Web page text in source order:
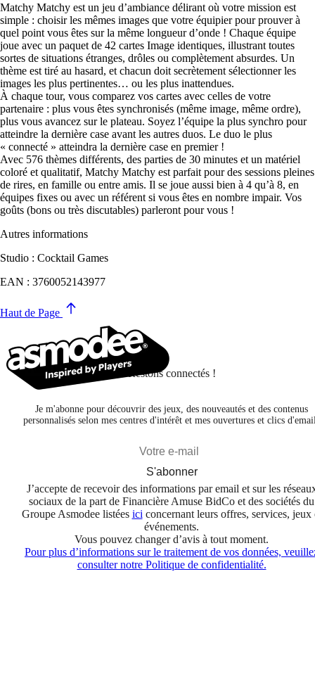
Matchy Matchy est un jeu d’ambiance délirant où votre mission est
simple : choisir les mêmes images que votre équipier pour prouver à
quel point vous êtes sur la même longueur d’onde ! Chaque équipe
joue avec un paquet de 42 cartes Image identiques, illustrant toutes
sortes de situations étranges, drôles ou complètement absurdes. Un
thème est tiré au hasard, et chacun doit secrètement sélectionner les
images les plus pertinentes… ou les plus inattendues.
À chaque tour, vous comparez vos cartes avec celles de votre
partenaire : plus vous êtes synchronisés (même image, même ordre),
plus vous avancez sur le plateau. Soyez l’équipe la plus synchro pour
atteindre la dernière case avant les autres duos. Le duo le plus
« connecté » atteindra la dernière case en premier !
Avec 576 thèmes différents, des parties de 30 minutes et un matériel
coloré et qualitatif, Matchy Matchy est parfait pour des sessions pleines
de rires, en famille ou entre amis. Il se joue aussi bien à 4 qu’à 8, en
équipes fixes ou avec un référent si vous êtes en nombre impair. Vos
goûts (bons ou très discutables) parleront pour vous !
Autres informations
Studio : Cocktail Games
EAN : 3760052143977
Haut de Page
Restons connectés !
Je m'abonne pour découvrir des jeux, des nouveautés et des contenus
personnalisés selon mes centres d'intérêt et mes ouvertures et clics
S'abonner
J’accepte de recevoir des informations par email et sur les
sociaux de la part de Financière Amuse BidCo et des sociétés du
Groupe Asmodee listées ici concernant leurs offres, services, jeux
événements.
Vous pouvez changer d’avis à tout moment.
Pour plus d’informations sur le traitement de vos données,
consulter notre Politique de confidentialité.